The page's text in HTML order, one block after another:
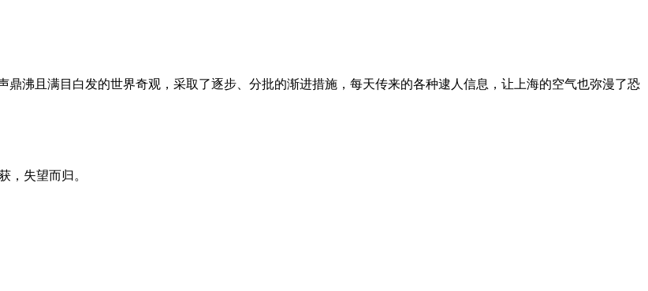
沸且满目白发的世界奇观，采取了逐步、分批的渐进措施，每天传来的各种逮人信息，让上海的空气也弥漫了恐
，失望而归。